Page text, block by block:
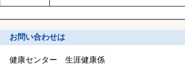
お問い合わせは
健康センター 生涯健康係